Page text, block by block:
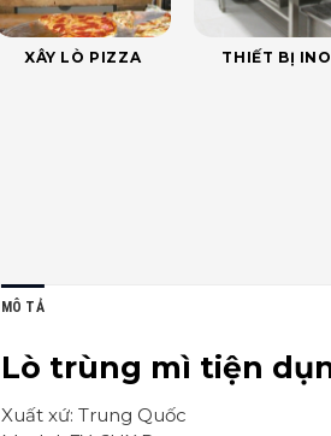
XÂY LÒ PIZZA THIẾT BỊ
MÔ TẢ
Lò trùng mì tiện
Xuất xứ: Trung Quốc